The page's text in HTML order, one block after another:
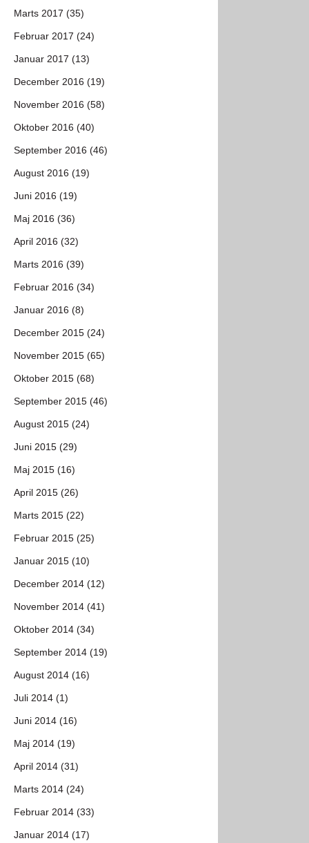
Marts 2017 (35)
Februar 2017 (24)
Januar 2017 (13)
December 2016 (19)
November 2016 (58)
Oktober 2016 (40)
September 2016 (46)
August 2016 (19)
Juni 2016 (19)
Maj 2016 (36)
April 2016 (32)
Marts 2016 (39)
Februar 2016 (34)
Januar 2016 (8)
December 2015 (24)
November 2015 (65)
Oktober 2015 (68)
September 2015 (46)
August 2015 (24)
Juni 2015 (29)
Maj 2015 (16)
April 2015 (26)
Marts 2015 (22)
Februar 2015 (25)
Januar 2015 (10)
December 2014 (12)
November 2014 (41)
Oktober 2014 (34)
September 2014 (19)
August 2014 (16)
Juli 2014 (1)
Juni 2014 (16)
Maj 2014 (19)
April 2014 (31)
Marts 2014 (24)
Februar 2014 (33)
Januar 2014 (17)